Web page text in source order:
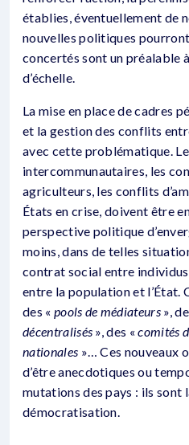
établies, éventuellement de
nouvelles politiques
concertés sont un préalable
d’échelle.
La mise en place de cadres
et la gestion des conflits
avec cette problématique.
intercommunautaires, les
agriculteurs, les conflits
États en crise, doivent être
perspective politique
moins, dans de telles
contrat social entre
entre la population et l’État.
des « pools de médiateurs »,
décentralisés », des «comités
nationales »… Ces nouveaux
d’être anecdotiques ou
mutations des pays : ils sont
démocratisation.